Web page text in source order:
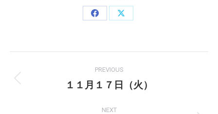
Share
Share
navigation
PREVIOUS
Previous
１１月１７日（火）
NEXT